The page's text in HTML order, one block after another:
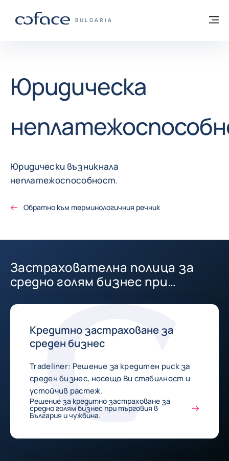
COFACE FOR TRADE - GROUP WEBSITE
BULGARIA
Обратно към начална страница
Юридическа
Юридически възникнала
неплатежоспособност.
Обратно към терминологичния речник
Застрахователна полица за
средно голям бизнес при
Кредитно застраховане за
среден бизнес
Tradeliner: Решение за кредитен риск за
среден бизнес, носещo Ви стабилност и
устойчив растеж.
Решение за кредитно застраховане за
средно голям бизнес при търговия в
България и чужбина.